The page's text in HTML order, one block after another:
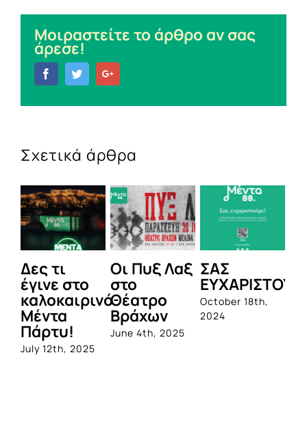
Μοιραστείτε το άρθρο αν σας
άρεσε!
FacebookTwitter
Σχετικά άρθρα
στο
2025
Οι Πυξ Λαξ
στο
Θέατρο
Βράχων
June 4th, 2025
ΣΑΣ
ΕΥΧΑΡΙΣΤΟΥΜΕ!
October 18th,
2024
1η